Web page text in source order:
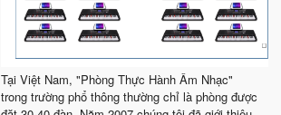
Tại Việt Nam, "Phòng Thực Hành Âm Nhạc"
trong trường phổ thông thường chỉ là phòng được